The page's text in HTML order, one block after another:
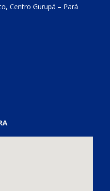
Centro Gurupá – Pará